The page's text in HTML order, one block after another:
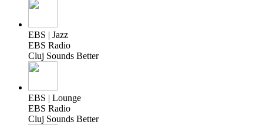
EBS | Jazz
EBS Radio
Cluj Sounds Better
EBS | Lounge
EBS Radio
Cluj Sounds Better